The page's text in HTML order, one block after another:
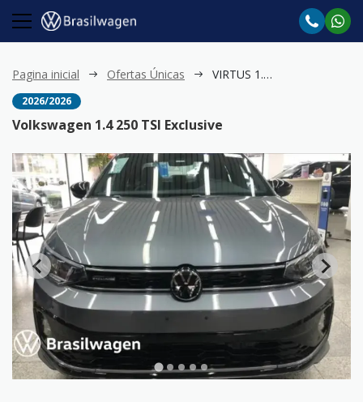
Pagina inicial Ofertas Únicas VIRTUS 1.4 250 TSI Exclusive
2026/2026
Volkswagen 1.4 250 TSI Exclusive